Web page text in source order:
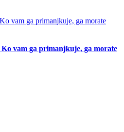
vam ga primanjkuje, ga morate
vam ga primanjkuje, ga morate